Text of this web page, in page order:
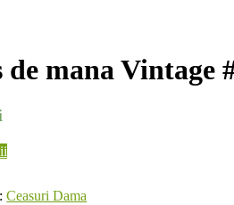
de mana Vintage
Ceasuri Dama